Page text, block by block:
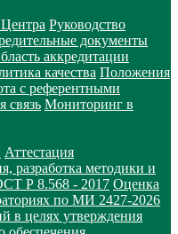
Руководство
документы
аккредитации
качества Положения
с референтными
связь Мониторинг в
Аттестация
разработка методики и
Р 8.568 - 2017 Оценка
по МИ 2427-2026
в целях утверждения